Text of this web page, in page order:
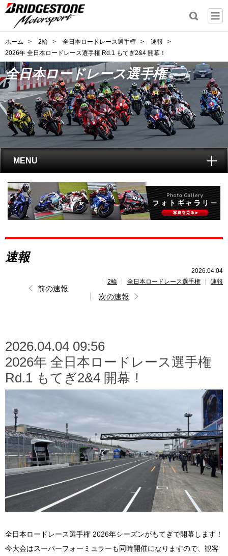
ホーム > 2輪 > 全日本ロードレース選手権 > 速報
>
2026年 全日本ロードレース選手権 Rd.1 もてぎ2&4 開幕！
全日本ロードレース選手権
MENU
トップ
全日本ロードレース選手権とは?
レポート
速報
レース開催スケジュール
速報
2026.04.04
2輪
全日本ロードレース選手権 速報
前の速報
次の速報
2026.04.04 09:56
2026年 全日本ロードレース選手権
Rd.1 もてぎ2&4 開幕！
全日本ロードレース選手権 2026年シーズンがもてぎで開幕します！
今大会はスーパーフォーミュラーも同時開催になりますので、観客